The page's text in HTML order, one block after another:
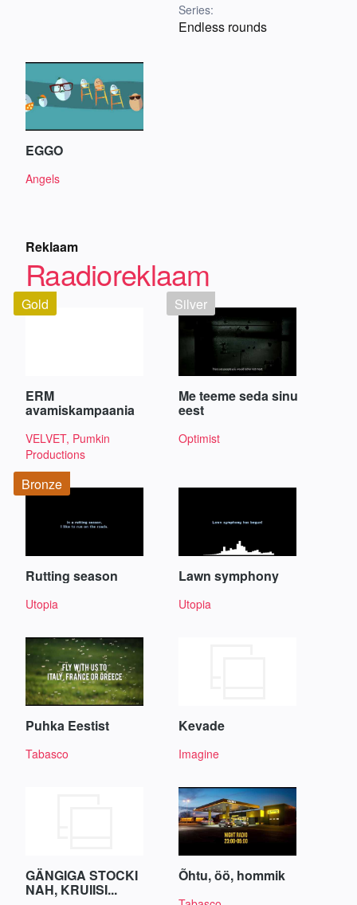
Series:
Endless rounds
EGGO
Angels
Reklaam
Raadioreklaam
ERM
avamiskampaania
VELVET, Pumkin
Productions
Gold
Me teeme seda sinu
eest
Optimist
Silver
Rutting season
Utopia
Bronze
Lawn symphony
Utopia
Puhka Eestist
Tabasco
Kevade
Imagine
GÄNGIGA STOCKI
NAH, KRUIISI...
Õhtu, öö, hommik